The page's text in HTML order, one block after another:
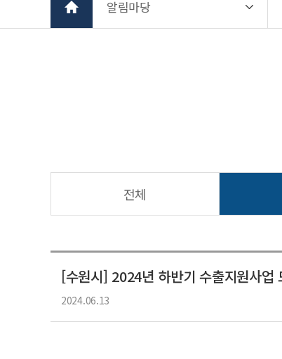
알림마당
전체
[수원시] 2024년 하반기 수출지원사업
2024.06.13